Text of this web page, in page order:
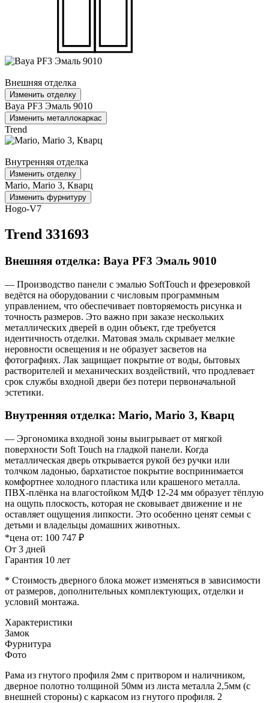
Внешняя отделка
Изменить отделку
Baya PF3 Эмаль 9010
Изменить металлокаркас
Trend
Внутренняя отделка
Изменить отделку
Mario, Mario 3, Кварц
Изменить фурнитуру
Hogo-V7
Trend 331693
Внешняя отделка: Baya PF3 Эмаль 9010
— Производство панели с эмалью SoftTouch и фрезеровкой
ведётся на оборудовании с числовым программным
управлением, что обеспечивает повторяемость рисунка и
точность размеров. Это важно при заказе нескольких
металлических дверей в один объект, где требуется
идентичность отделки. Матовая эмаль скрывает мелкие
неровности освещения и не образует засветов на
фотографиях. Лак защищает покрытие от воды, бытовых
растворителей и механических воздействий, что продлевает
срок службы входной двери без потери первоначальной
эстетики.
Внутренняя отделка: Mario, Mario 3, Кварц
— Эргономика входной зоны выигрывает от мягкой
поверхности Soft Touch на гладкой панели. Когда
металлическая дверь открывается рукой без ручки или
толчком ладонью, бархатистое покрытие воспринимается
комфортнее холодного пластика или крашеного металла.
ПВХ-плёнка на влагостойком МДФ 12-24 мм образует тёплую
на ощупь плоскость, которая не сковывает движение и не
оставляет ощущения липкости. Это особенно ценят семьи с
детьми и владельцы домашних животных.
*цена от: 100 747 ₽
От 3 дней
Гарантия 10 лет
* Стоимость дверного блока может изменяться в зависимости
от размеров, дополнительных комплектующих, отделки и
условий монтажа.
Характеристики
Замок
Фурнитура
Фото
Рама из гнутого профиля 2мм с притвором и наличником,
дверное полотно толщиной 50мм из листа металла 2,5мм (с
внешней стороны) c каркасом из гнутого профиля. 2